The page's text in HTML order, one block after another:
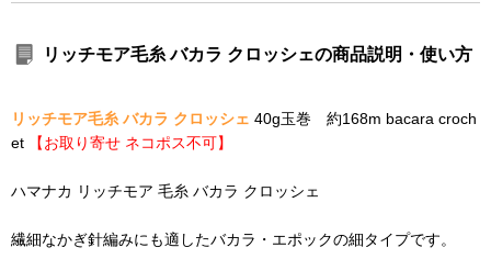
リッチモア毛糸 バカラ クロッシェの商品説明・使い方
リッチモア毛糸 バカラ クロッシェ 40g玉巻 約168m bacara croch
et
【お取り寄せ ネコポス不可】
ハマナカ リッチモア 毛糸 バカラ クロッシェ
繊細なかぎ針編みにも適したバカラ・エポックの細タイプです。